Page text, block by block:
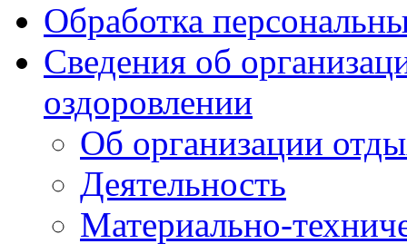
Обработка
Сведения об
оздоровлении
Об организации
Деятельность
Материально-